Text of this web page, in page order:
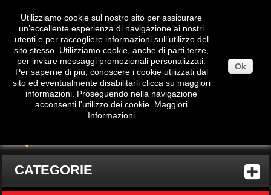
Carrello
CATEGORIE
Utilizziamo cookie sul nostro sito per assicurare
un’eccellente esperienza di navigazione ai nostri
utenti e per raccogliere informazioni sull’utilizzo del
sito stesso. Utilizziamo cookie, anche di parti terze,
per inviare messaggi promozionali personalizzati.
Per saperne di più, conoscere i cookie utilizzati dal
sito ed eventualmente disabilitarli clicca su maggiori
informazioni. Proseguendo nella navigazione
acconsenti l'utilizzo dei cookie. Maggiori
Informazioni
Ok